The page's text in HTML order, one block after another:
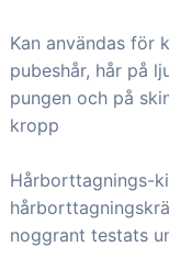
Kan användas för
pubeshår, hår på
pungen och på
kropp
Hårborttagnings-
noggrant testats